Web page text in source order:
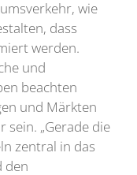
wie
dass
werden.
und
beachten
und Märkten
sein. „Gerade die
zentral in das
den